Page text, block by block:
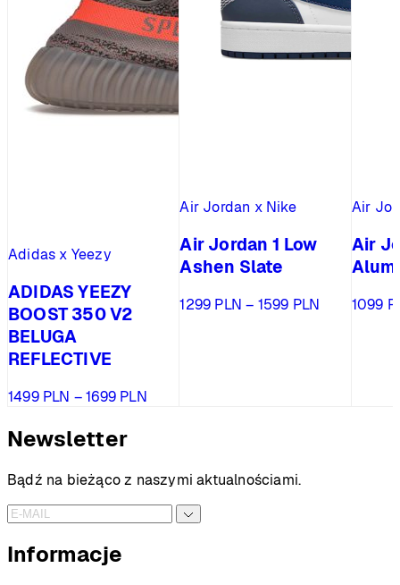
Adidas x Yeezy
ADIDAS YEEZY
BOOST 350 V2
BELUGA
REFLECTIVE
1499 PLN – 1699 PLNZakres
1699 PLN
Air Jordan x Nike
Air Jordan 1 Low
Ashen Slate
1299 PLN – 1599 PLN Zakres
Air
Air
1099
Newsletter
Bądź na bieżąco z naszymi aktualnościami.
Informacje